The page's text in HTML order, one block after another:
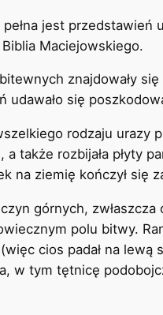
pełna jest
Maciejowskiego.
znajdowały
udawało się
rodzaju urazy
a także rozbijała płyty
na ziemię kończył
górnych,
polu bitwy.
cios padał na lewą
w tym tętnicę